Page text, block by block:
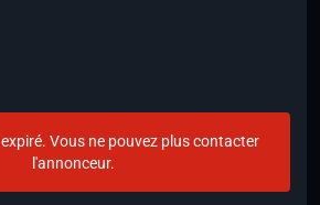
Vous ne pouvez plus contacter
l'annonceur.